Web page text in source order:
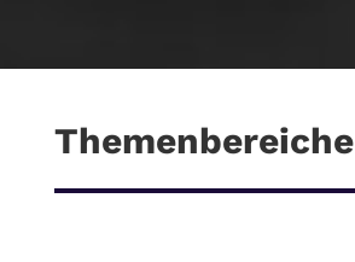
Themenbereiche